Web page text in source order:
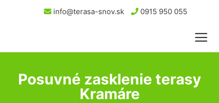
info@terasa-snov.sk 0915 950 055
Posuvné zasklenie terasy
Kramáre